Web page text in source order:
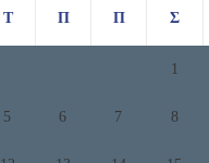
Τ Π Π Σ
1
5 6 7 8